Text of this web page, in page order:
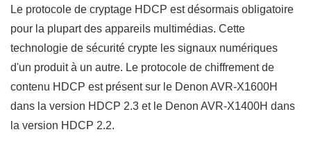
Le protocole de cryptage HDCP est désormais obligatoire
pour la plupart des appareils multimédias. Cette
technologie de sécurité crypte les signaux numériques
d'un produit à un autre. Le protocole de chiffrement de
contenu HDCP est présent sur le Denon AVR-X1600H
dans la version HDCP 2.3 et le Denon AVR-X1400H dans
la version HDCP 2.2.